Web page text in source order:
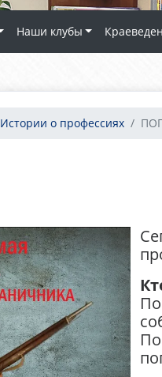
Наши клубы
Истории о профессиях